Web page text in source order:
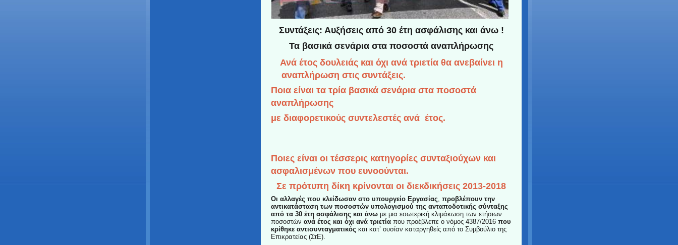
Συντάξεις: Αυξήσεις από 30 έτη ασφάλισης και άνω !
Τα βασικά σενάρια στα ποσοστά αναπλήρωσης
Ανά έτος δουλειάς και όχι ανά τριετία θα ανεβαίνει η
αναπλήρωση στις συντάξεις.
Ποια είναι τα τρία βασικά σενάρια στα ποσοστά
αναπλήρωσης
με διαφορετικούς συντελεστές ανά έτος.
Ποιες είναι οι τέσσερις κατηγορίες συνταξιούχων και
ασφαλισμένων που ευνοούνται.
Σε πρότυπη δίκη κρίνονται οι διεκδικήσεις 2013-2018
Οι αλλαγές που κλείδωσαν στο υπουργείο Εργασίας, προβλέπουν την
αντικατάσταση των ποσοστών υπολογισμού της ανταποδοτικής σύνταξης
από τα 30 έτη ασφάλισης και άνω με μια εσωτερική κλιμάκωση των ετήσιων
ποσοστών ανά έτος και όχι ανά τριετία που προέβλεπε ο νόμος 4387/2016 που
κρίθηκε αντισυνταγματικός και κατ’ ουσίαν καταργηθείς από το Συμβούλιο της
Επικρατείας (ΣτΕ).